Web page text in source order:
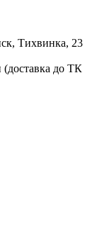
Тихвинка, 23
до ТК